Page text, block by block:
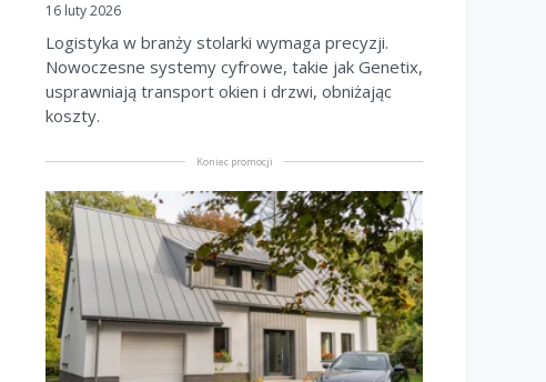
16 luty 2026
Logistyka w branży stolarki wymaga precyzji.
Nowoczesne systemy cyfrowe, takie jak Genetix,
usprawniają transport okien i drzwi, obniżając
koszty.
Koniec promocji